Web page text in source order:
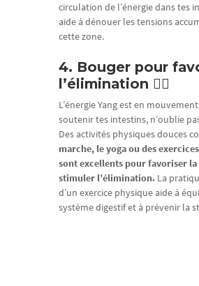
circulation de l’énergie dans tes
aide à dénouer les tensions
cette zone.
4. Bouger pour
l’élimination 🏃‍♀️
L’énergie Yang est en
soutenir tes intestins, n’oublie
Des activités physiques douces
marche, le yoga ou des
sont excellents pour favoriser
stimuler l’élimination. La
d’un exercice physique aide à
système digestif et à prévenir la